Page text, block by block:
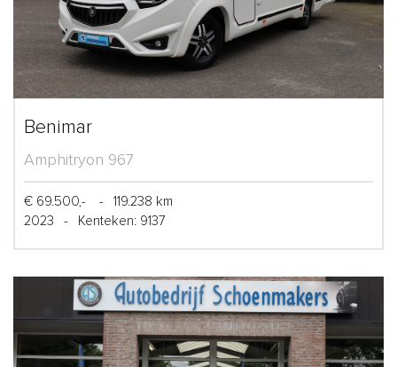
Benimar
Amphitryon 967
€ 69.500,- -
119.238 km
2023
- Kenteken: 9137